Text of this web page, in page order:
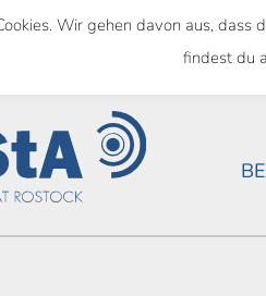
SEMESTERTICKET ALS
Wir gehen davon aus,
findest du